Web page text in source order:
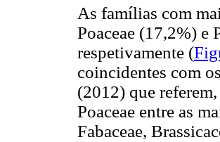
As famílias com
Poaceae (17,2%) e
respetivamente (
coincidentes com
(2012) que
Poaceae entre as
Fabaceae,